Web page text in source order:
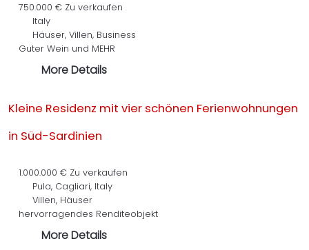
750.000 € Zu verkaufen
Italy
Häuser, Villen, Business
Guter Wein und MEHR
More Details
Kleine Residenz mit vier schönen Ferienwohnungen
in Süd-Sardinien
1.000.000 € Zu verkaufen
Pula, Cagliari, Italy
Villen, Häuser
hervorragendes Renditeobjekt
More Details